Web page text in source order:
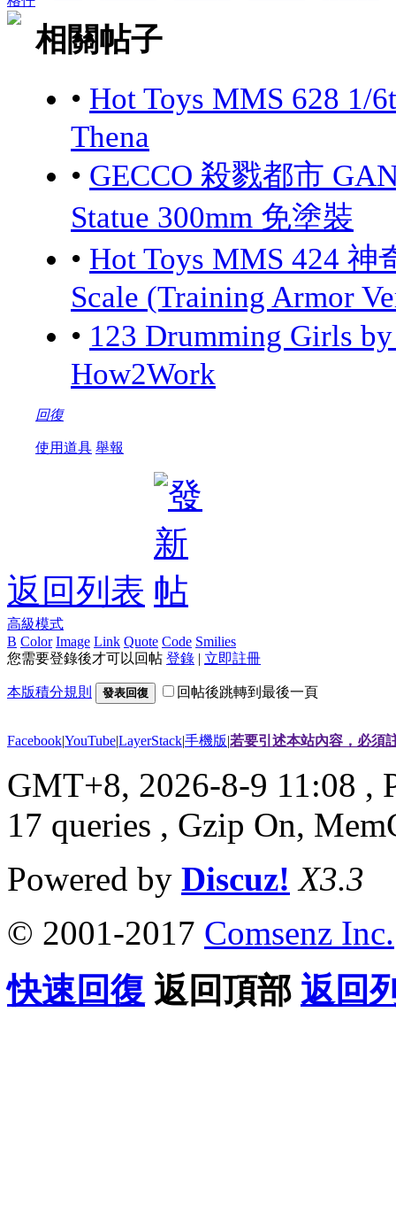
相關帖子
• Hot Toys MMS 628 1/
Thena
• GECCO 殺戮都市
Statue 300mm 免塗裝
• Hot Toys MMS 424 神
Scale (Training Armor
• 123 Drumming Girls
How2Work
回復
使用道具 舉報
返回列表
高級模式
B Color Image Link Quote Code Smilies
您需要登錄後才可以回帖 登錄 | 立即註冊
本版積分規則 發表回復 回帖後跳轉到最後一頁
Facebook|YouTube|LayerStack|手機版|若要引述本站內容，必須
GMT+8, 2026-8-9 11:08 ,
17 queries , Gzip On,
Powered by Discuz! X3.3
© 2001-2017 Comsenz Inc.
快速回復 返回頂部 返回